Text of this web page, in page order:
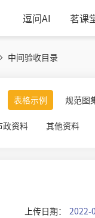
逗问AI 茗课
中间验收目录
表格示例 规范图
政资料 其他资料
上传日期：
2022-